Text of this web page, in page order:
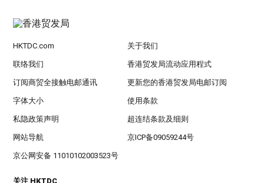
HKTDC.com 关于我们
联络我们 香港贸发局流动应用程式
订阅商贸全接触电邮通讯 更新您的香港贸发局电邮订阅
字体大小 使用条款
私隐政策声明 超连结条款及细则
网站导航 京ICP备09059244号
京公网安备 11010102003523号
关注 HKTDC